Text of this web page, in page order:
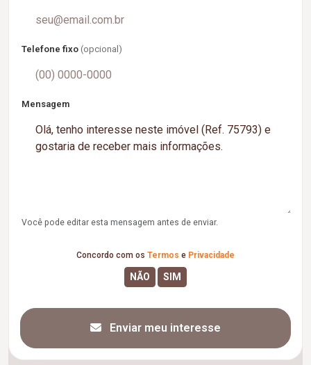
Telefone fixo (opcional)
Mensagem
Você pode editar esta mensagem antes de enviar.
Concordo com os Termos e Privacidade
Enviar meu interesse